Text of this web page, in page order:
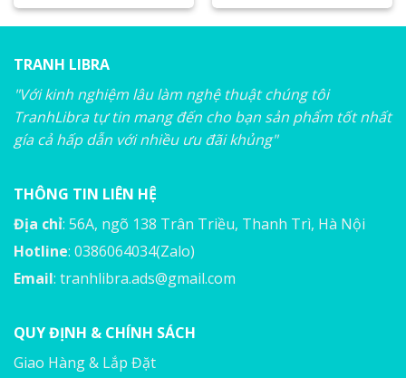
TRANH LIBRA
"Với kinh nghiệm lâu làm nghệ thuật chúng tôi
TranhLibra tự tin mang đến cho bạn sản phẩm tốt nhất
gía cả hấp dẫn với nhiều ưu đãi khủng"
THÔNG TIN LIÊN HỆ
Địa chỉ: 56A, ngõ 138 Trân Triều, Thanh Trì, Hà Nội
Hotline: 0386064034(Zalo)
Email: tranhlibra.ads@gmail.com
QUY ĐỊNH & CHÍNH SÁCH
Giao Hàng & Lắp Đặt